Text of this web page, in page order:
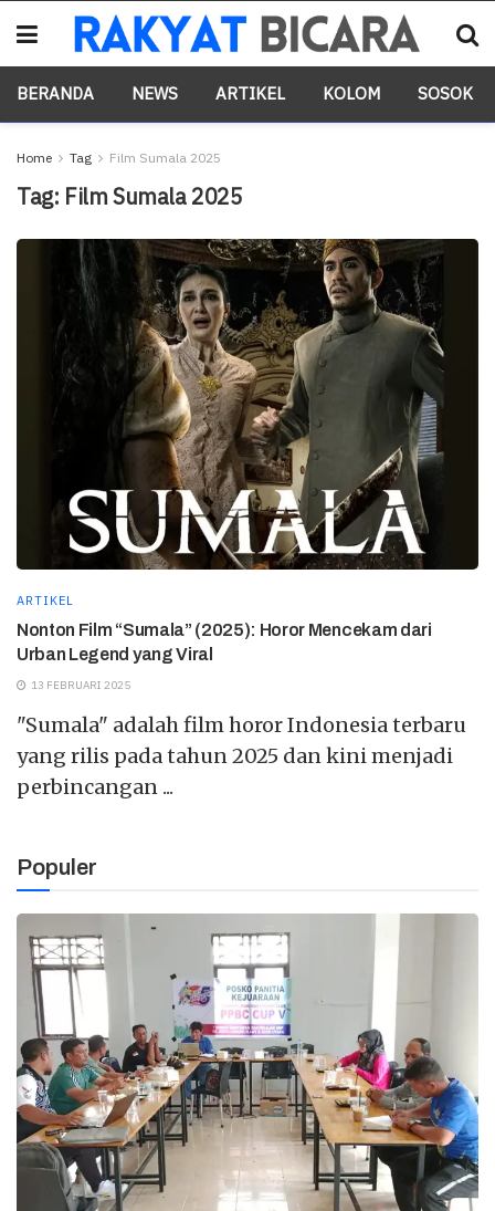
BERANDA NEWS ARTIKEL KOLOM SOSOK
Home Tag Film Sumala 2025
Tag: Film Sumala 2025
ARTIKEL
Nonton Film “Sumala” (2025): Horor Mencekam dari
Urban Legend yang Viral
13 FEBRUARI 2025
"Sumala" adalah film horor Indonesia terbaru
yang rilis pada tahun 2025 dan kini menjadi
perbincangan ...
Populer